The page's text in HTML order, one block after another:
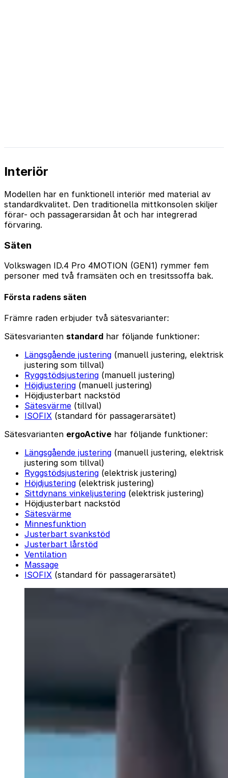
Interiör
Modellen har en funktionell interiör med material av
standardkvalitet. Den traditionella mittkonsolen skiljer
förar- och passagerarsidan åt och har integrerad
förvaring.
Säten
Volkswagen ID.4 Pro 4MOTION (GEN1) rymmer fem
personer med två framsäten och en tresitssoffa bak.
Första radens säten
Främre raden erbjuder två sätesvarianter:
Sätesvarianten standard har följande funktioner:
Längsgående justering (manuell justering, elektrisk
justering som tillval)
Ryggstödsjustering (manuell justering)
Höjdjustering (manuell justering)
Höjdjusterbart nackstöd
Sätesvärme (tillval)
ISOFIX (standard för passagerarsätet)
Sätesvarianten ergoActive har följande funktioner:
Längsgående justering (manuell justering, elektrisk
justering som tillval)
Ryggstödsjustering (elektrisk justering)
Höjdjustering (elektrisk justering)
Sittdynans vinkeljustering (elektrisk justering)
Höjdjusterbart nackstöd
Sätesvärme
Minnesfunktion
Justerbart svankstöd
Justerbart lårstöd
Ventilation
Massage
ISOFIX (standard för passagerarsätet)